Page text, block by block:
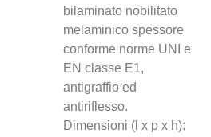
bilaminato nobilitato
melaminico spessore
conforme norme UNI e
EN classe E1,
antigraffio ed
antiriflesso.
Dimensioni (l x p x h):